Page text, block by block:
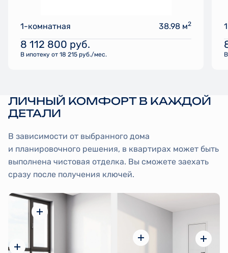
1-комнатная 38.98 м2
8 112 800 руб.
В ипотеку от 18 215 руб./мес.
ЛИЧНЫЙ КОМФОРТ В КАЖДОЙ
ДЕТАЛИ
В зависимости от выбранного дома
и планировочного решения, в квартирах может быть
выполнена чистовая отделка. Вы сможете заехать
сразу после получения ключей.